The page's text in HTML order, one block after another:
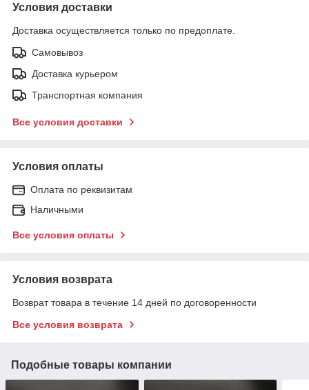
Условия доставки
Доставка осуществляется только по предоплате.
Самовывоз
Доставка курьером
Транспортная компания
Все условия доставки
Условия оплаты
Оплата по реквизитам
Наличными
Все условия оплаты
Условия возврата
Возврат товара в течение 14 дней по договоренности
Все условия возврата
Подобные товары компании